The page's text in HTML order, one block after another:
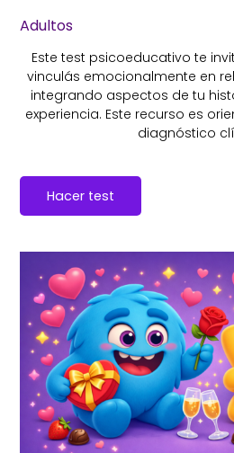
Adultos
Este test psicoeducativo te
vinculás emocionalmente en
integrando aspectos de tu
experiencia. Este recurso es
diagnóstico
Hacer test